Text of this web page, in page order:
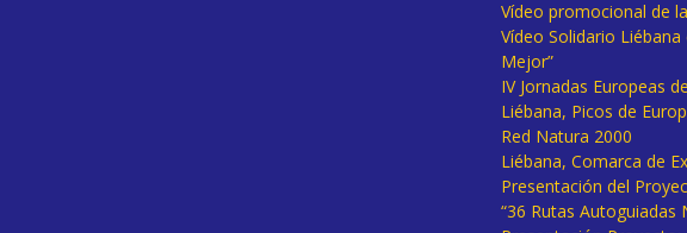
Vídeo promocional de
Vídeo Solidario
Mejor”
IV Jornadas Europeas
Liébana, Picos de
Red Natura 2000
Liébana, Comarca de
Presentación del
“36 Rutas Autoguiadas